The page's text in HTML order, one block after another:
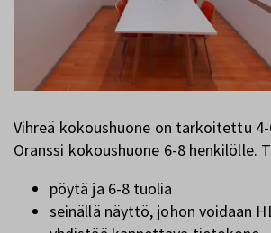
Vihreä kokoushuone on tarkoitettu
Oranssi kokoushuone 6-8 henkilölle.
pöytä ja 6-8 tuolia
seinällä näyttö, johon voidaan